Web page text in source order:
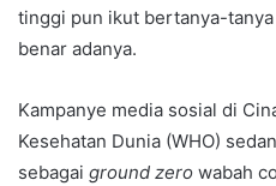
tinggi pun ikut bertanya-
benar adanya.
Kampanye media sosial di
Kesehatan Dunia (WHO)
sebagai ground zero wabah